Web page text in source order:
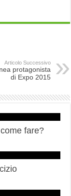
Articolo Successivo
protagonista
di Expo 2015
fare?